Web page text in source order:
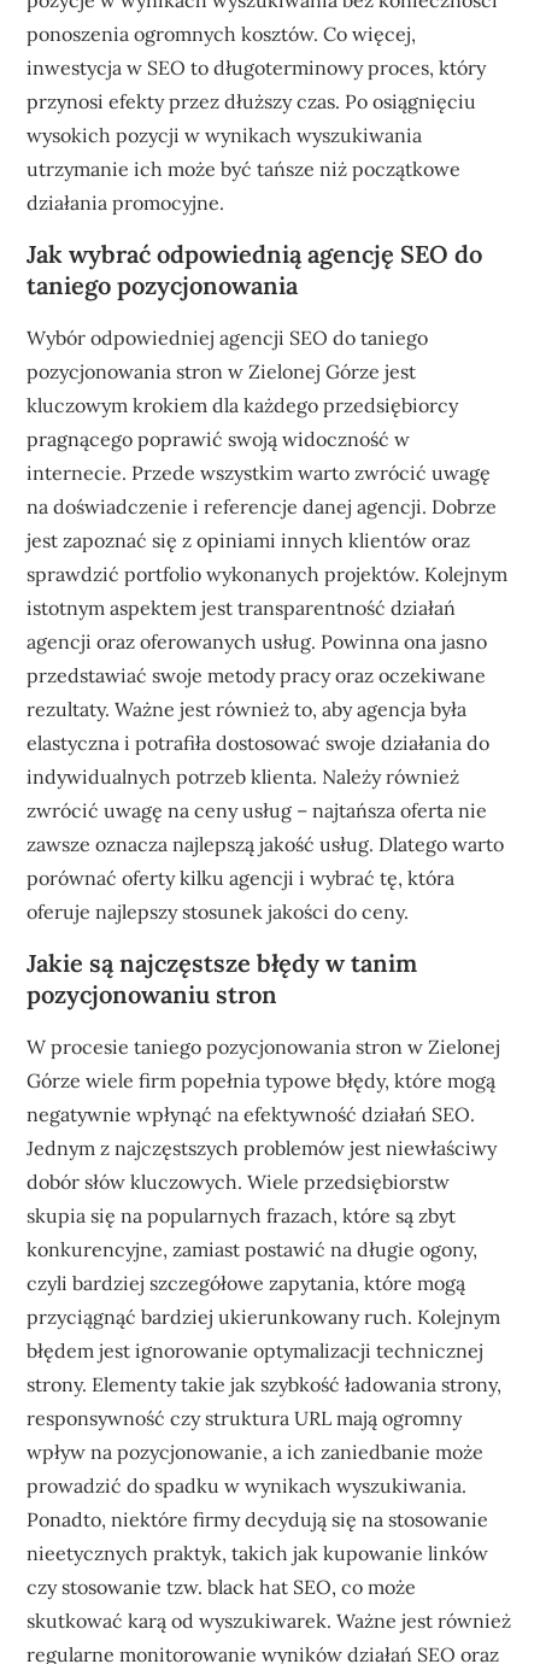
ponoszenia ogromnych kosztów. Co więcej,
inwestycja w SEO to długoterminowy proces, który
przynosi efekty przez dłuższy czas. Po osiągnięciu
wysokich pozycji w wynikach wyszukiwania
utrzymanie ich może być tańsze niż początkowe
działania promocyjne.
Jak wybrać odpowiednią agencję SEO do
taniego pozycjonowania
Wybór odpowiedniej agencji SEO do taniego
pozycjonowania stron w Zielonej Górze jest
kluczowym krokiem dla każdego przedsiębiorcy
pragnącego poprawić swoją widoczność w
internecie. Przede wszystkim warto zwrócić uwagę
na doświadczenie i referencje danej agencji. Dobrze
jest zapoznać się z opiniami innych klientów oraz
sprawdzić portfolio wykonanych projektów. Kolejnym
istotnym aspektem jest transparentność działań
agencji oraz oferowanych usług. Powinna ona jasno
przedstawiać swoje metody pracy oraz oczekiwane
rezultaty. Ważne jest również to, aby agencja była
elastyczna i potrafiła dostosować swoje działania do
indywidualnych potrzeb klienta. Należy również
zwrócić uwagę na ceny usług – najtańsza oferta nie
zawsze oznacza najlepszą jakość usług. Dlatego warto
porównać oferty kilku agencji i wybrać tę, która
oferuje najlepszy stosunek jakości do ceny.
Jakie są najczęstsze błędy w tanim
pozycjonowaniu stron
W procesie taniego pozycjonowania stron w Zielonej
Górze wiele firm popełnia typowe błędy, które mogą
negatywnie wpłynąć na efektywność działań SEO.
Jednym z najczęstszych problemów jest niewłaściwy
dobór słów kluczowych. Wiele przedsiębiorstw
skupia się na popularnych frazach, które są zbyt
konkurencyjne, zamiast postawić na długie ogony,
czyli bardziej szczegółowe zapytania, które mogą
przyciągnąć bardziej ukierunkowany ruch. Kolejnym
błędem jest ignorowanie optymalizacji technicznej
strony. Elementy takie jak szybkość ładowania strony,
responsywność czy struktura URL mają ogromny
wpływ na pozycjonowanie, a ich zaniedbanie może
prowadzić do spadku w wynikach wyszukiwania.
Ponadto, niektóre firmy decydują się na stosowanie
nieetycznych praktyk, takich jak kupowanie linków
czy stosowanie tzw. black hat SEO, co może
skutkować karą od wyszukiwarek. Ważne jest również
regularne monitorowanie wyników działań SEO oraz